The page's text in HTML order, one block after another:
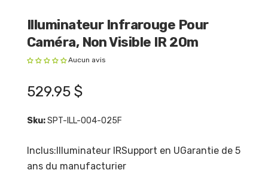
Illuminateur Infrarouge Pour
Caméra, Non Visible IR 20m
Aucun avis
529.95 $
Sku:SPT-ILL-004-025F
Inclus:Illuminateur IRSupport en UGarantie de 5
ans du manufacturier